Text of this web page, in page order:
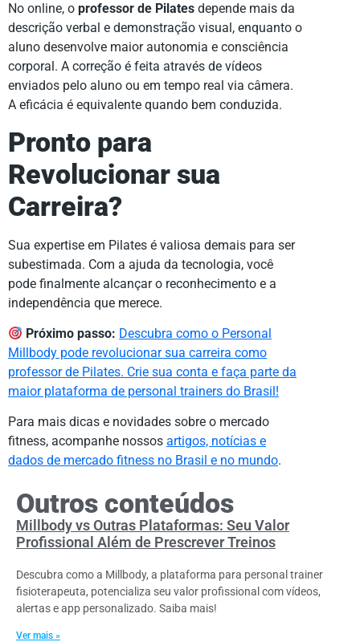
No online, o professor de Pilates depende mais da
descrição verbal e demonstração visual, enquanto o
aluno desenvolve maior autonomia e consciência
corporal. A correção é feita através de vídeos
enviados pelo aluno ou em tempo real via câmera.
A eficácia é equivalente quando bem conduzida.
Pronto para
Revolucionar sua
Carreira?
Sua expertise em Pilates é valiosa demais para ser
subestimada. Com a ajuda da tecnologia, você
pode finalmente alcançar o reconhecimento e a
independência que merece.
Próximo passo: Descubra como o Personal
Millbody pode revolucionar sua carreira como
professor de Pilates. Crie sua conta e faça parte da
maior plataforma de personal trainers do Brasil!
Para mais dicas e novidades sobre o mercado
fitness, acompanhe nossos artigos, notícias e
dados de mercado fitness no Brasil e no mundo.
Outros conteúdos
Millbody vs Outras Plataformas: Seu Valor
Profissional Além de Prescrever Treinos
Descubra como a Millbody, a plataforma para personal trainer
fisioterapeuta, potencializa seu valor profissional com vídeos,
alertas e app personalizado. Saiba mais!
Ver mais »